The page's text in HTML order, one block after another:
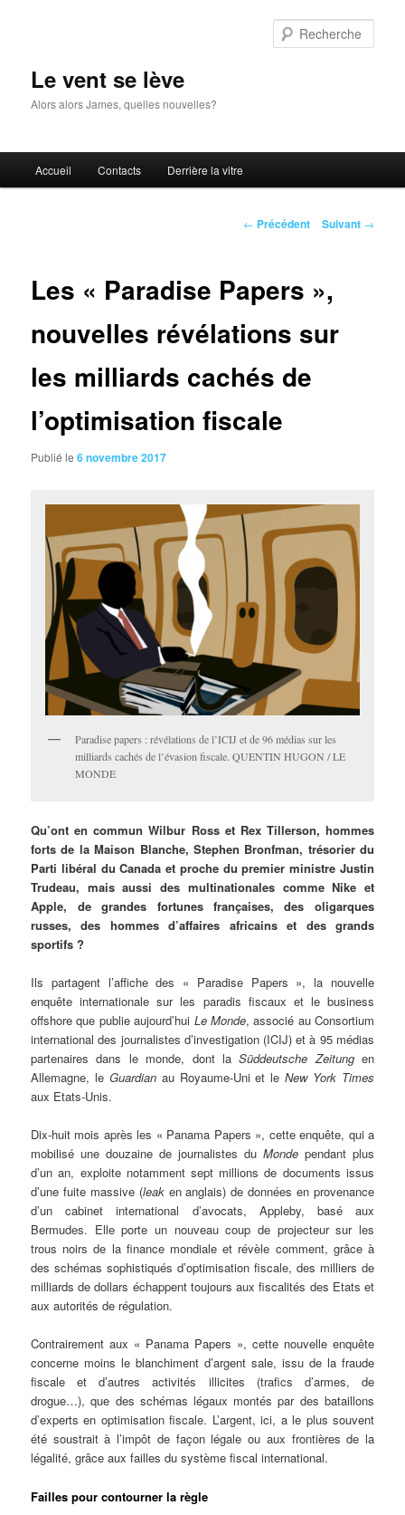
Le vent se lève
Alors alors James, quelles nouvelles?
principal
Accueil Contacts Derrière la vitre
Navigation
← Précédent Suivant →
Les « Paradise Papers »,
nouvelles révélations sur
les milliards cachés de
l’optimisation fiscale
Publié le6 novembre 2017
Paradise papers : révélations de l’ICIJ et de 96 médias sur les
milliards cachés de l’évasion fiscale. QUENTIN HUGON / LE
MONDE
Qu’ont en commun Wilbur Ross et Rex Tillerson, hommes
forts de la Maison Blanche, Stephen Bronfman, trésorier du
Parti libéral du Canada et proche du premier ministre Justin
Trudeau, mais aussi des multinationales comme Nike et
Apple, de grandes fortunes françaises, des oligarques
russes, des hommes d’affaires africains et des grands
sportifs ?
Ils partagent l’affiche des « Paradise Papers », la nouvelle
enquête internationale sur les paradis fiscaux et le business
offshore que publie aujourd’hui Le Monde, associé au Consortium
international des journalistes d’investigation (ICIJ) et à 95 médias
partenaires dans le monde, dont laSüddeutsche Zeitung en
Allemagne, le Guardianau Royaume-Uni et le New York Times
aux Etats-Unis.
Dix-huit mois après les « Panama Papers », cette enquête, qui a
mobilisé une douzaine de journalistes du Mondependant plus
d’un an, exploite notamment sept millions de documents issus
d’une fuite massive (leaken anglais) de données en provenance
d’un cabinet international d’avocats, Appleby, basé aux
Bermudes. Elle porte un nouveau coup de projecteur sur les
trous noirs de la finance mondiale et révèle comment, grâce à
des schémas sophistiqués d’optimisation fiscale, des milliers de
milliards de dollars échappent toujours aux fiscalités des Etats et
aux autorités de régulation.
Contrairement aux « Panama Papers », cette nouvelle enquête
concerne moins le blanchiment d’argent sale, issu de la fraude
fiscale et d’autres activités illicites (trafics d’armes, de
drogue…), que des schémas légaux montés par des bataillons
d’experts en optimisation fiscale. L’argent, ici, a le plus souvent
été soustrait à l’impôt de façon légale ou aux frontières de la
légalité, grâce aux failles du système fiscal international.
Failles pour contourner la règle